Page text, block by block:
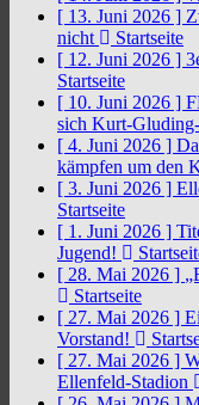
[ 13. Juni 2026 ]
nicht
Startseite
[ 12. Juni 2026 ]
Startseite
[ 10. Juni 2026 ]
sich Kurt-
[ 4. Juni 2026 ]
kämpfen um den
[ 3. Juni 2026 ]
Startseite
[ 1. Juni 2026 ]
Jugend!
[ 28. Mai 2026 ]
Startseite
[ 27. Mai 2026 ]
Vorstand!
[ 27. Mai 2026 ]
Ellenfeld-Stadion